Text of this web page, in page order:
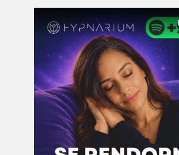
RECEVOIR LE CADEAU
Réserver une
Vous souhaitez travailler